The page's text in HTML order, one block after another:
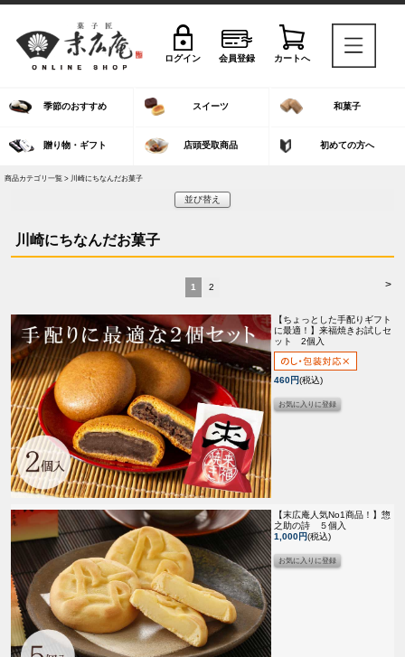
ログイン 会員登録 カートへ
季節のおすすめ スイーツ 和菓子
贈り物・ギフト 店頭受取商品 初めての方へ
商品カテゴリ一覧 > 川崎にちなんだお菓子
並び替え
川崎にちなんだお菓子
>
1 2
【ちょっとした手配りギフト
に最適！】 来福焼きお試しセ
ット 2個入
460円(税込)
【末広庵人気No1商品！】 惣
之助の詩 ５個入
1,000円(税込)